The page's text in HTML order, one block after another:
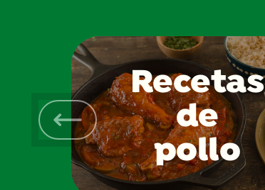
Recetas
de
pollo